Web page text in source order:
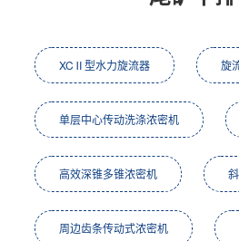
XCⅡ型水力旋流器 旋
单层中心传动洗涤浓密机
高效深锥多锥浓密机
周边齿条传动式浓密机